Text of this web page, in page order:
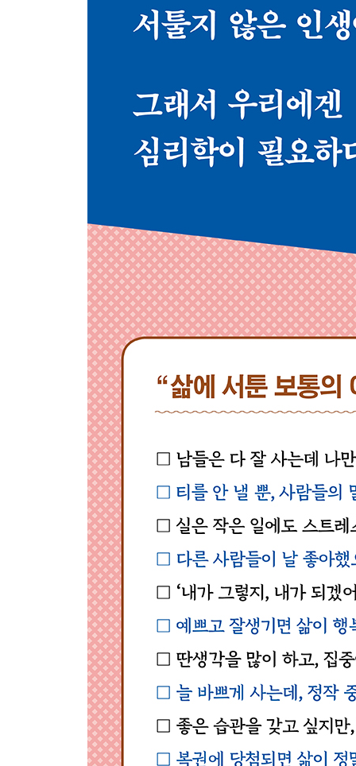
4장. 시간 관리의 기본기를 잡아주는 〈성공심리학
성실하게 일하지만 성과를 내지 못한다면? : 도망
끊임없이 바쁜 것은 일종의 게으름 : 내가 늘 바쁜
오바마와 저커버그가 인생에서 제거한 이것 : 결정
사소한 일은 사소하게 결정하라 : 결정 피로 벗어나
습관포기자를 위한 미니습관 30초 룰 : 미니습관 시
미니습관의 핵심은 ‘언제 하느냐’이다 : 미니습관 시
내 습관과 궁합이 맞는 트리거 찾기 : 미니습관 시리
습관도 레시피가 필요하다 : 미니습관 시리즈4 · 258
새해 결심이 망하는 이유 : 헛된희망증후군 · 263
하나 마나 한 새해 결심이란 없다 : 당신의 결심은